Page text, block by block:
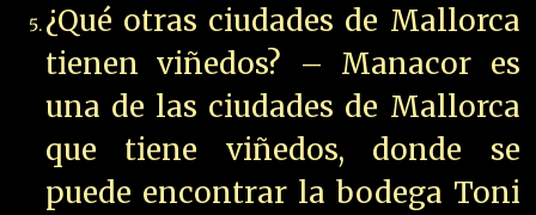
¿Qué otras ciudades de Mallorca
tienen viñedos? – Manacor es
una de las ciudades de Mallorca
que tiene viñedos, donde se
puede encontrar la bodega Toni